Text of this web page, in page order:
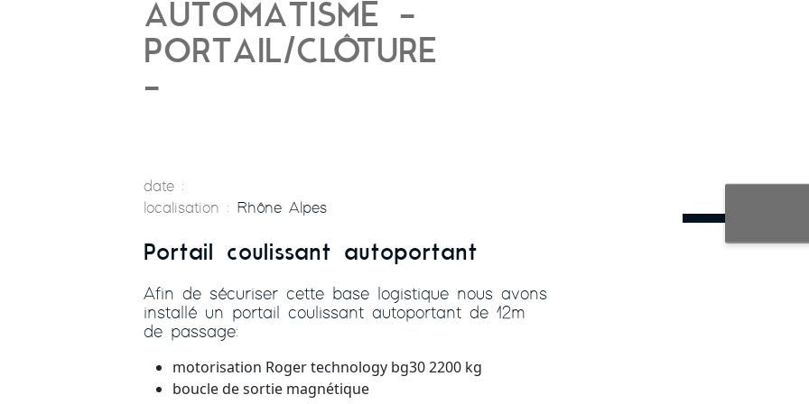
AUTOMATISME -
PORTAIL/CLÔTURE
-
date :
localisation : Rhône Alpes
Portail coulissant autoportant
Afin de sécuriser cette base logistique nous avons
installé un portail coulissant autoportant de 12m
de passage:
motorisation Roger technology bg30 2200 kg
boucle de sortie magnétique